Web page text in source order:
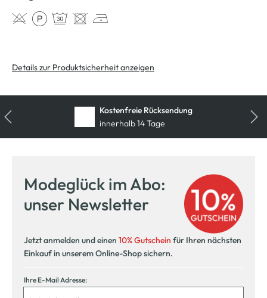
Details zur Produktsicherheit anzeigen
Kostenfreie Rücksendung
innerhalb 14 Tage
Modeglück im Abo:
unser Newsletter
Jetzt anmelden und einen 10% Gutschein für Ihren nächsten
Einkauf in unserem Online-Shop sichern.
Ihre E-Mail Adresse: